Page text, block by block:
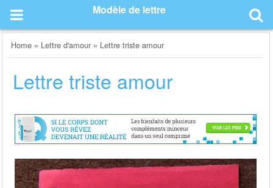
content
Modèle de lettre
Home » Lettre d'amour » Lettre triste amour
Lettre triste amour